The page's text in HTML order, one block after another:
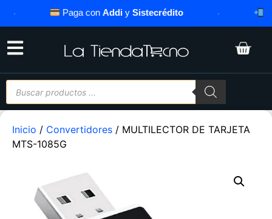
Paga conAddiySistecrédito
Inicio / Convertidores / MULTILECTOR DE TARJETA
MTS-1085G